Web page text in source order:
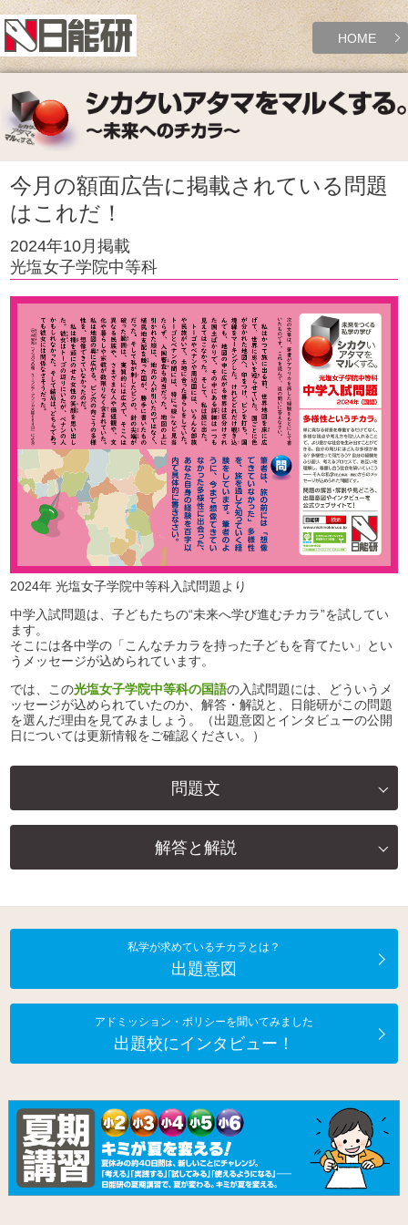
HOME
今月の額面広告に掲載されている問題
はこれだ！
2024年10月掲載
光塩女子学院中等科
2024年 光塩女子学院中等科入試問題より
中学入試問題は、子どもたちの“未来へ学び進むチカラ”を試してい
ます。
そこには各中学の「こんなチカラを持った子どもを育てたい」とい
うメッセージが込められています。
では、この光塩女子学院中等科の国語の入試問題には、どういうメ
ッセージが込められていたのか、解答・解説と、日能研がこの問題
を選んだ理由を見てみましょう。（出題意図とインタビューの公開
日については更新情報をご確認ください。）
問題文
解答と解説
私学が求めているチカラとは？
出題意図
アドミッション・ポリシーを聞いてみました
出題校にインタビュー！